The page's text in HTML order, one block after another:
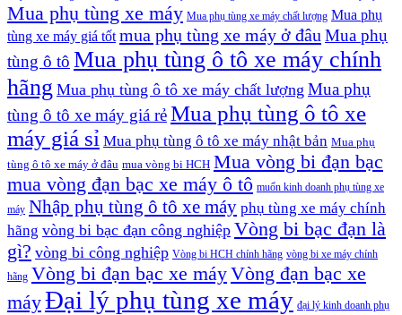
Mua phụ tùng xe máy Mua phụ tùng xe máy chất lượng Mua phụ
tùng xe máy giá tốt mua phụ tùng xe máy ở đâu Mua phụ
tùng ô tô Mua phụ tùng ô tô xe máy chính
hãng Mua phụ tùng ô tô xe máy chất lượng Mua phụ
tùng ô tô xe máy giá rẻMua phụ tùng ô tô xe
máy giá sỉ Mua phụ tùng ô tô xe máy nhật bản Mua phụ
tùng ô tô xe máy ở đâu mua vòng bi HCH Mua vòng bi đạn bạc
mua vòng đạn bạc xe máy ô tô muốn kinh doanh phụ tùng xe
máy Nhập phụ tùng ô tô xe máy phụ tùng xe máy chính
hãng vòng bi bạc đạn công nghiệp Vòng bi bạc đạn là
gì? vòng bi công nghiệp Vòng bi HCH chính hãng vòng bi xe máy chính
hãng Vòng bi đạn bạc xe máyVòng đạn bạc xe
máyĐại lý phụ tùng xe máy đại lý kinh doanh phụ